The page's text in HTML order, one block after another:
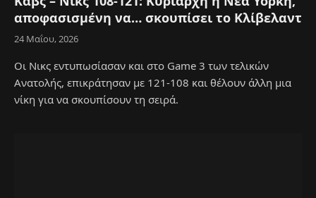
αποφασισμένη να… σκουπίσει το Κλίβελαντ
24 Μαΐου, 2026
Οι Νικς εντυπωσίασαν και στο Game 3 των τελικών
Ανατολής, επικράτησαν με 121-108 και θέλουν άλλη μια
νίκη για να σκουπίσουν τη σειρά.